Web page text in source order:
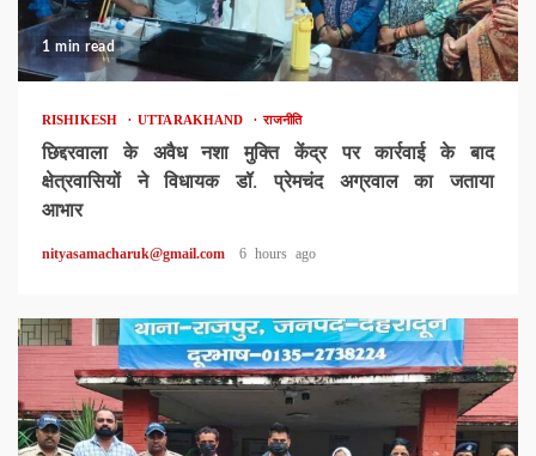
1 min read
RISHIKESH UTTARAKHAND राजनीति
छिद्दरवाला के अवैध नशा मुक्ति केंद्र पर कार्रवाई के बाद
क्षेत्रवासियों ने विधायक डॉ. प्रेमचंद अग्रवाल का जताया
आभार
nityasamacharuk@gmail.com 6 hours ago